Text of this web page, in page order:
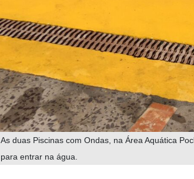
As duas Piscinas com Ondas, na Área Aquática
para entrar na água.